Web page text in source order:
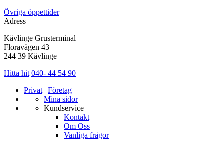
Övriga öppettider
Adress
Kävlinge Grusterminal
Floravägen 43
244 39 Kävlinge
Hitta hit 040- 44 54 90
Privat | Företag
Mina sidor
Kundservice
Kontakt
Om Oss
Vanliga frågor